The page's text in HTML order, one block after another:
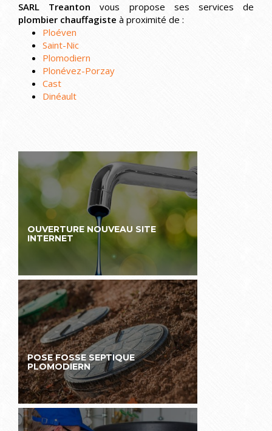
SARL Treanton vous propose ses services de
plombier chauffagiste à proximité de :
Ploéven
Saint-Nic
Plomodiern
Plonévez-Porzay
Cast
Dinéault
OUVERTURE NOUVEAU SITE
INTERNET
POSE FOSSE SEPTIQUE
PLOMODIERN